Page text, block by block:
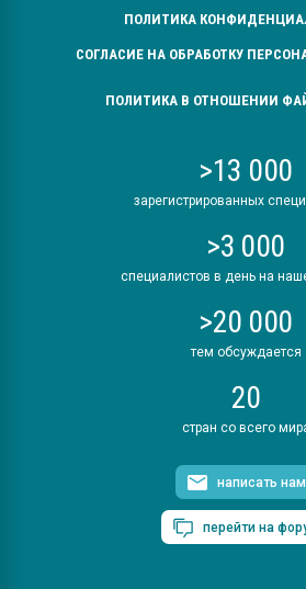
ПОЛИТИКА
СОГЛАСИЕ НА ОБРАБОТКУ
ПОЛИТИКА В ОТНОШЕНИИ
>13 000
зарегистрированных
>3 000
специалистов в день на
>20 000
тем обсуждается
20
стран со всего
написать нам
перейти на